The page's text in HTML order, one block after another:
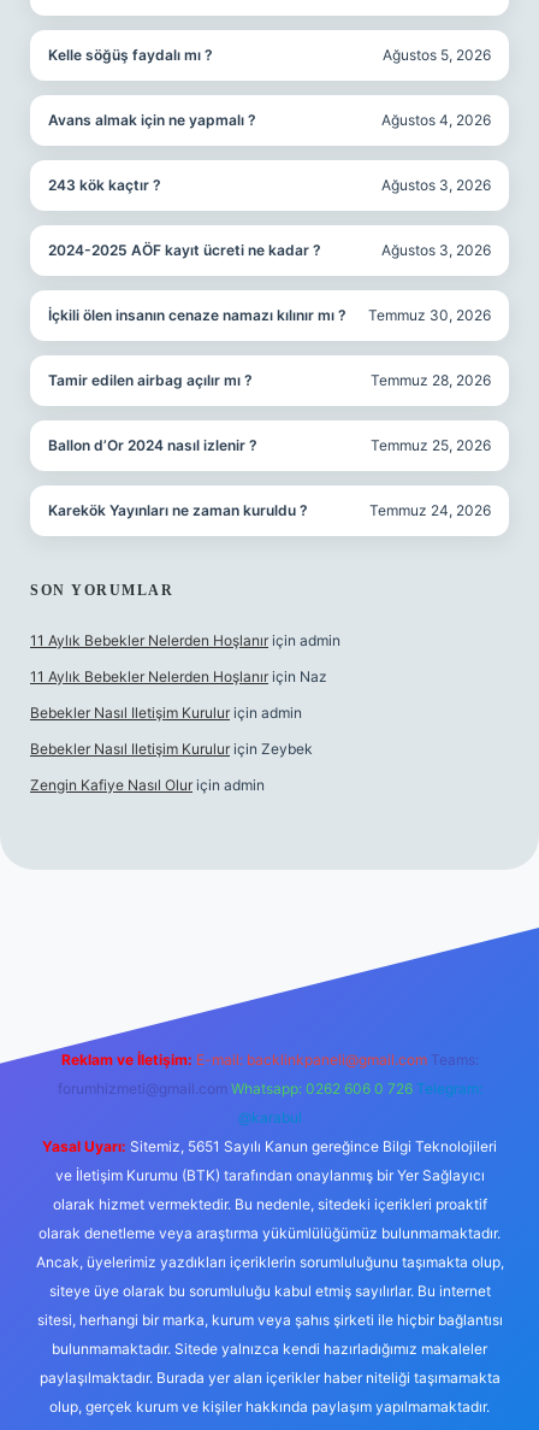
Kelle söğüş faydalı mı ? Ağustos 5, 2026
Avans almak için ne yapmalı ? Ağustos 4, 2026
243 kök kaçtır ? Ağustos 3, 2026
2024-2025 AÖF kayıt ücreti ne kadar ? Ağustos 3, 2026
İçkili ölen insanın cenaze namazı kılınır mı ? Temmuz 30, 2026
Tamir edilen airbag açılır mı ? Temmuz 28, 2026
Ballon d’Or 2024 nasıl izlenir ? Temmuz 25, 2026
Karekök Yayınları ne zaman kuruldu ? Temmuz 24, 2026
SON YORUMLAR
11 Aylık Bebekler Nelerden Hoşlanır için admin
11 Aylık Bebekler Nelerden Hoşlanır için Naz
Bebekler Nasıl Iletişim Kurulur için admin
Bebekler Nasıl Iletişim Kurulur için Zeybek
Zengin Kafiye Nasıl Olur için admin
Reklam ve İletişim: E-mail: backlinkpaneli@gmail.com Teams:
forumhizmeti@gmail.com Whatsapp: 0262 606 0 726 Telegram:
@karabul
Yasal Uyarı: Sitemiz, 5651 Sayılı Kanun gereğince Bilgi Teknolojileri
ve İletişim Kurumu (BTK) tarafından onaylanmış bir Yer Sağlayıcı
olarak hizmet vermektedir. Bu nedenle, sitedeki içerikleri proaktif
olarak denetleme veya araştırma yükümlülüğümüz bulunmamaktadır.
Ancak, üyelerimiz yazdıkları içeriklerin sorumluluğunu taşımakta olup,
siteye üye olarak bu sorumluluğu kabul etmiş sayılırlar. Bu internet
sitesi, herhangi bir marka, kurum veya şahıs şirketi ile hiçbir bağlantısı
bulunmamaktadır. Sitede yalnızca kendi hazırladığımız makaleler
paylaşılmaktadır. Burada yer alan içerikler haber niteliği taşımamakta
olup, gerçek kurum ve kişiler hakkında paylaşım yapılmamaktadır.